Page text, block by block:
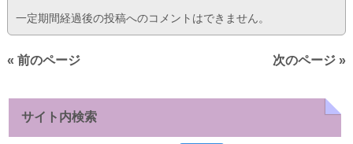
一定期間経過後の投稿へのコメントはできません。
« 前のページ 次のページ »
サイト内検索